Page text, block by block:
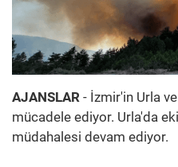
AJANSLAR - İzmir'in Urla
mücadele ediyor. Urla'da
müdahalesi devam ediyor.